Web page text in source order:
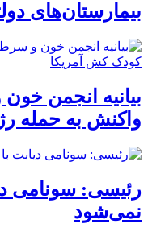
بیمارستان‌های
بیانیه انجمن
واکنش به حمله
رئیسی: سونامی
نمی‌شود